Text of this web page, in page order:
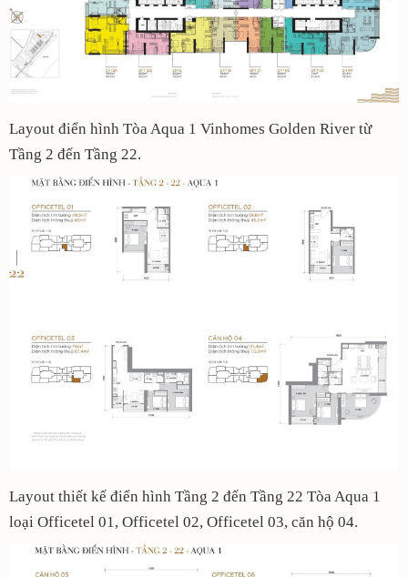
Layout điển hình Tòa Aqua 1 Vinhomes Golden River từ
Tầng 2 đến Tầng 22.
Layout thiết kế điển hình Tầng 2 đến Tầng 22 Tòa Aqua 1
loại Officetel 01, Officetel 02, Officetel 03, căn hộ 04.